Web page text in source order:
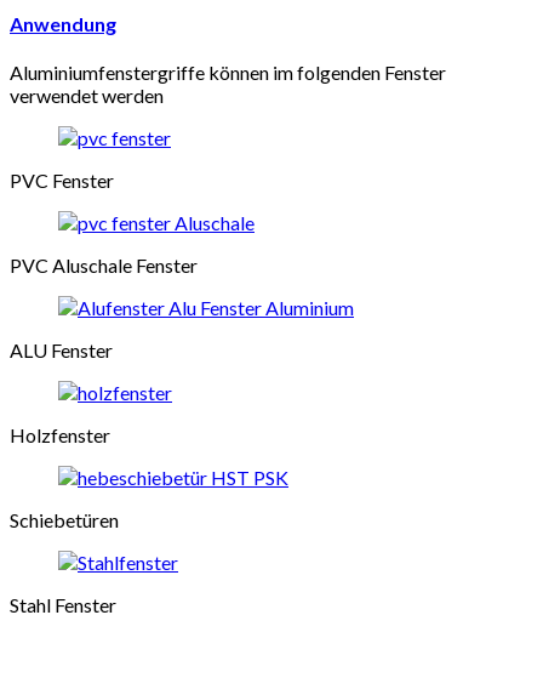
Anwendung
Aluminiumfenstergriffe können im folgenden Fenster
verwendet werden
PVC Fenster
PVC Aluschale Fenster
ALU Fenster
Holzfenster
Schiebetüren
Stahl Fenster